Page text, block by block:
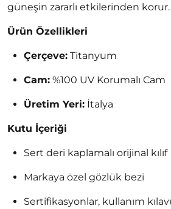
güneşin zararlı etkilerinden korur.
Ürün Özellikleri
Çerçeve: Titanyum
Cam: %100 UV Korumalı Cam
Üretim Yeri: İtalya
Kutu İçeriği
Sert deri kaplamalı orijinal kılıf
Markaya özel gözlük bezi
Sertifikasyonlar, kullanım